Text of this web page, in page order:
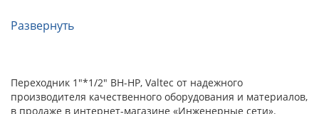
характеристики в доступном ценовом сегменте. Полное
соответствие заявленным параметрам и техническим
Доступна информация о количестве, наличии товара на
складе и в магазинах, стоимости и времени доставки.
Купить Переходник 1"*1/2" ВН-НР, valtec можно в наших